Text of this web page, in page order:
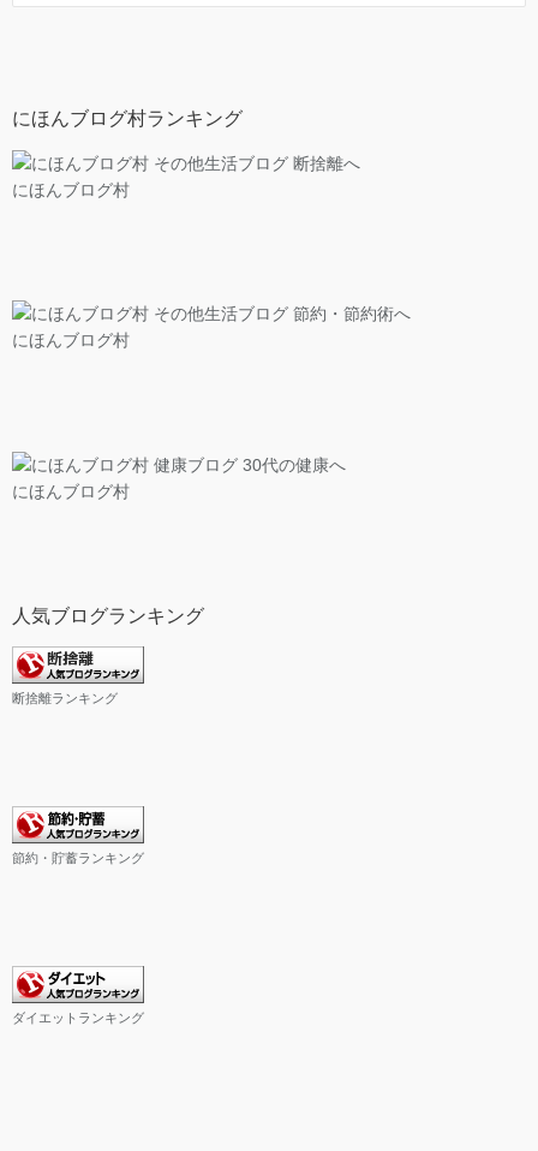
にほんブログ村ランキング
にほんブログ村
にほんブログ村
にほんブログ村
人気ブログランキング
断捨離ランキング
節約・貯蓄ランキング
ダイエットランキング